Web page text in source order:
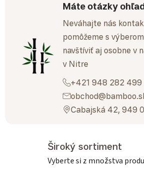
Máte otázky
Neváhajte nás
pomôžeme s
navštíviť aj osobne v
v Nitre
+421 948 282 499
Cabajská 42, 949
Široký sortiment
Vyberte si z množstva